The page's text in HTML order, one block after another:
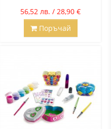
56,52 лв. / 28,90 €
Поръчай